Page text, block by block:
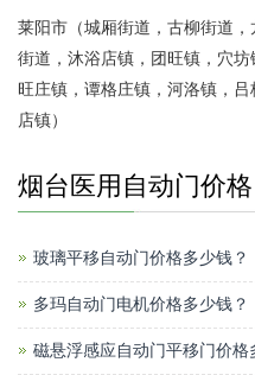
莱阳市（城厢街道，古柳街道
街道，沐浴店镇，团旺镇，穴
旺庄镇，谭格庄镇，河洛镇，
店镇）
烟台医用自动门价格
玻璃平移自动门价格多少钱？
多玛自动门电机价格多少钱？
磁悬浮感应自动门平移门价格